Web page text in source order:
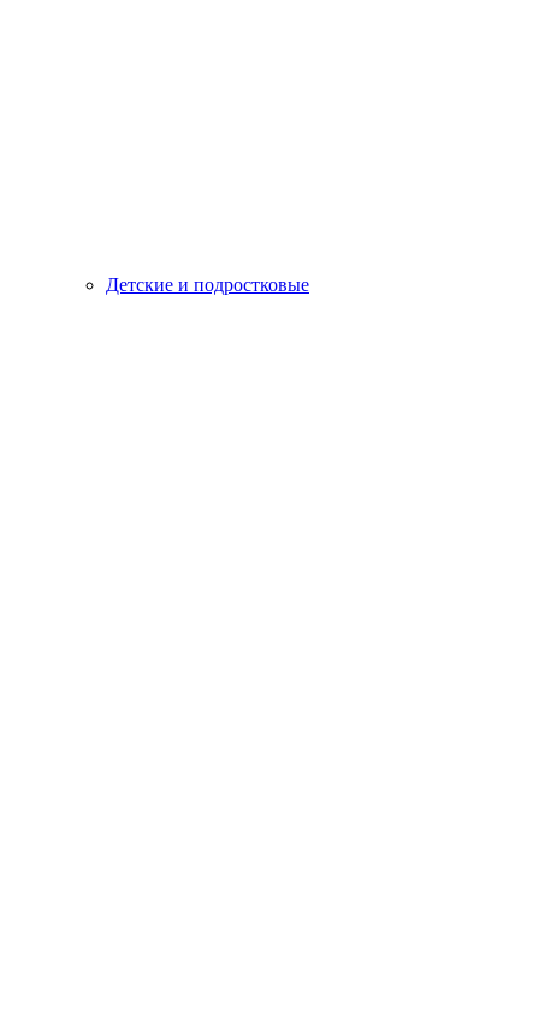
Детские и подростковые